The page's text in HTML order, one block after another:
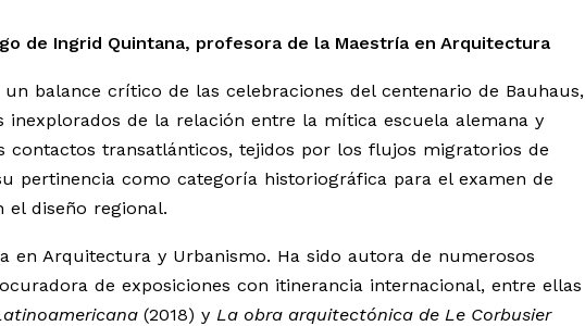
de Ingrid Quintana, profesora de la Maestría en Arquitectura
balance crítico de las celebraciones del centenario de Bauhaus,
inexplorados de la relación entre la mítica escuela alemana y
contactos transatlánticos, tejidos por los flujos migratorios de
pertinencia como categoría historiográfica para el examen de
el diseño regional.
en Arquitectura y Urbanismo. Ha sido autora de numerosos
de exposiciones con itinerancia internacional, entre ellas
(2018) y La obra arquitectónica de Le Corbusier